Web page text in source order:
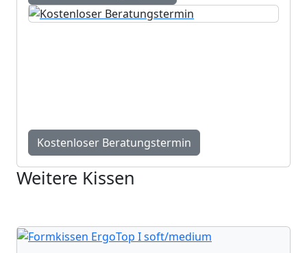
Kostenloser Beratungstermin
Weitere Kissen